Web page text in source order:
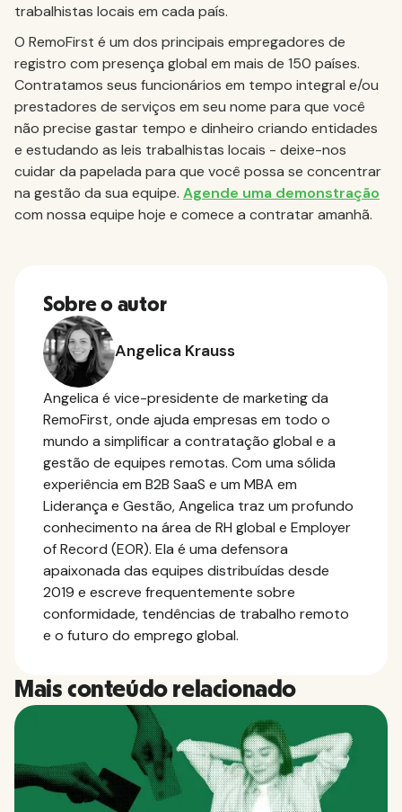
trabalhistas locais em cada país.
O RemoFirst é um dos principais empregadores de
registro com presença global em mais de 150 países.
Contratamos seus funcionários em tempo integral e/ou
prestadores de serviços em seu nome para que você
não precise gastar tempo e dinheiro criando entidades
e estudando as leis trabalhistas locais - deixe-nos
cuidar da papelada para que você possa se concentrar
na gestão da sua equipe. Agende uma demonstração
com nossa equipe hoje e comece a contratar amanhã.
Sobre o autor
Angelica Krauss
Angelica é vice-presidente de marketing da
RemoFirst, onde ajuda empresas em todo o
mundo a simplificar a contratação global e a
gestão de equipes remotas. Com uma sólida
experiência em B2B SaaS e um MBA em
Liderança e Gestão, Angelica traz um profundo
conhecimento na área de RH global e Employer
of Record (EOR). Ela é uma defensora
apaixonada das equipes distribuídas desde
2019 e escreve frequentemente sobre
conformidade, tendências de trabalho remoto
e o futuro do emprego global.
Mais conteúdo relacionado